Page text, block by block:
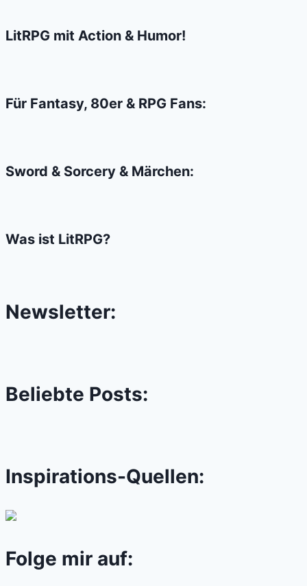
Zombie
LitRPG mit Action & Humor!
Für Fantasy, 80er & RPG Fans:
Sword & Sorcery & Märchen:
Was ist LitRPG?
Newsletter:
Beliebte Posts:
Inspirations-Quellen:
Folge mir auf: